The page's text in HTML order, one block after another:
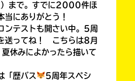
まで。すでに2000件ほ
当にありがとう！
ンテストも開さい中。5周
送ってね！ こちらは8月
休みによかったら描いて
「歴バス
5周年スペシ